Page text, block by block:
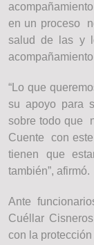
en un proceso
salud de las y
“Lo que
su apoyo para
sobre todo que
Cuente con
tienen que
también”, afirmó.
Ante
Cuéllar
con la